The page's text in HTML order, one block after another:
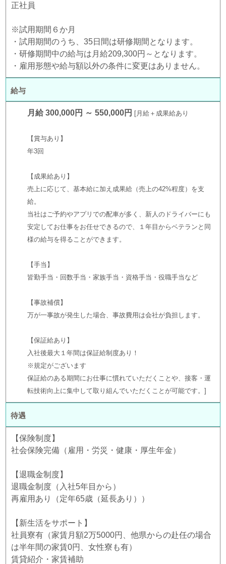
正社員
※試用期間６か月
・試用期間のうち、35日間は研修期間となります。
・研修期間中の給与は月給209,300円～となります。
・雇用形態や給与額以外の条件に変更はありません。
給与
月給 300,000円 ～ 550,000円 月給＋成果給あり
【賞与あり】
年3回
【成果給あり】
売上に応じて、基本給に加え成果給（売上の42%程度）を支
給。
当社はご予約やアプリでの配車が多く、新人のドライバーにも
安定してお仕事をお任せできるので、１年目からベテランと同
様の給与を得ることができます。
【手当】
皆勤手当・回数手当・家族手当・資格手当・役職手当など
【事故補償】
万が一事故が発生した場合、事故費用は会社が負担します。
【保証給あり】
入社後最大１年間は保証給制度あり！
※規定がございます
保証給のある期間にお仕事に慣れていただくことや、接客・運
転技術向上に集中して取り組んでいただくことが可能です。
待遇
【保険制度】
社会保険完備（雇用・労災・健康・厚生年金）
【退職金制度】
退職金制度（入社5年目から）
再雇用あり（定年65歳（延長あり））
【新生活をサポート】
社員寮有（家賃月額2万5000円、他県からの赴任の場合
は半年間の家賃0円、女性寮も有）
賃貸紹介・家賃補助